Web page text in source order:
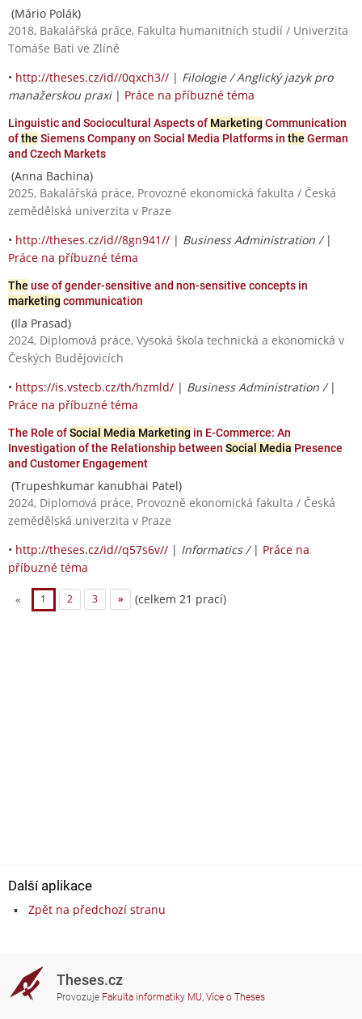
(Mário Polák)
2018, Bakalářská práce, Fakulta humanitních studií / Univerzita
Tomáše Bati ve Zlíně
• http://theses.cz/id//0qxch3// | Filologie / Anglický jazyk pro
manažerskou praxi| Práce na příbuzné téma
Linguistic and Sociocultural Aspects of Marketing Communication
ofthe Siemens Company on Social Media Platforms in the German
and Czech Markets
(Anna Bachina)
2025, Bakalářská práce, Provozně ekonomická fakulta / Česká
zemědělská univerzita v Praze
• http://theses.cz/id//8gn941// | Business Administration / |
Práce na příbuzné téma
The use of gender-sensitive and non-sensitive concepts in
marketing communication
(Ila Prasad)
2024, Diplomová práce, Vysoká škola technická a ekonomická v
Českých Budějovicích
• https://is.vstecb.cz/th/hzmld/ | Business Administration / |
Práce na příbuzné téma
The Role ofSocial Media Marketing in E-Commerce: An
Investigation of the Relationship between Social Media Presence
and Customer Engagement
(Trupeshkumar kanubhai Patel)
2024, Diplomová práce, Provozně ekonomická fakulta / Česká
zemědělská univerzita v Praze
• http://theses.cz/id//q57s6v// | Informatics / | Práce na
příbuzné téma
« 1 2 3 » (celkem 21 prací)
Další aplikace
Zpět na předchozí stranu
Theses.cz
Provozuje Fakulta informatiky MU, Více o Theses